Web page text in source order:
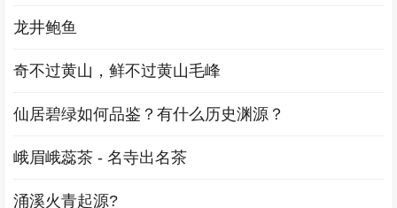
龙井鲍鱼
奇不过黄山，鲜不过黄山毛峰
仙居碧绿如何品鉴？有什么历史渊源？
峨眉峨蕊茶 - 名寺出名茶
涌溪火青起源?